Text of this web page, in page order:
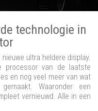
technologie in
ultra heldere display.
processor van de laatste
en nog veel meer van wat
Waaronder een
vernieuwd. Alle in een